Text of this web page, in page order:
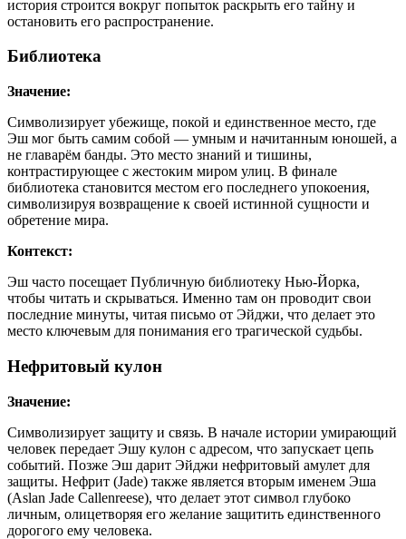
история строится вокруг попыток раскрыть его тайну и
остановить его распространение.
Библиотека
Значение:
Символизирует убежище, покой и единственное место, где
Эш мог быть самим собой — умным и начитанным юношей, а
не главарём банды. Это место знаний и тишины,
контрастирующее с жестоким миром улиц. В финале
библиотека становится местом его последнего упокоения,
символизируя возвращение к своей истинной сущности и
обретение мира.
Контекст:
Эш часто посещает Публичную библиотеку Нью-Йорка,
чтобы читать и скрываться. Именно там он проводит свои
последние минуты, читая письмо от Эйджи, что делает это
место ключевым для понимания его трагической судьбы.
Нефритовый кулон
Значение:
Символизирует защиту и связь. В начале истории умирающий
человек передает Эшу кулон с адресом, что запускает цепь
событий. Позже Эш дарит Эйджи нефритовый амулет для
защиты. Нефрит (Jade) также является вторым именем Эша
(Aslan Jade Callenreese), что делает этот символ глубоко
личным, олицетворяя его желание защитить единственного
дорогого ему человека.